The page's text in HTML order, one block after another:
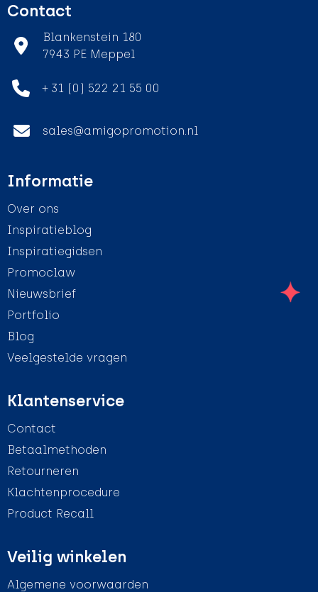
Contact
Blankenstein 180
7943 PE Meppel
+ 31 (0) 522 21 55 00
sales@amigopromotion.nl
Informatie
Over ons
Inspiratieblog
Inspiratiegidsen
Promoclaw
Nieuwsbrief
Portfolio
Blog
Veelgestelde vragen
Klantenservice
Contact
Betaalmethoden
Retourneren
Klachtenprocedure
Product Recall
Veilig winkelen
Algemene voorwaarden